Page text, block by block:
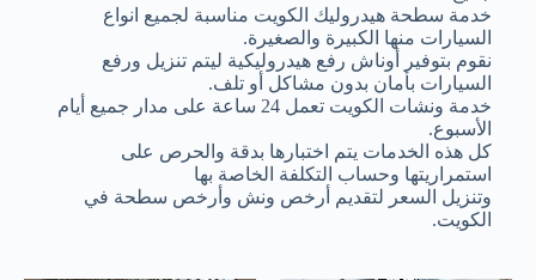
خدمة سطحة هيدروليك الكويت مناسبة لجميع انواع
السيارات منها الكبيرة والصغيرة.
نقوم بتوفير أوناش رفع هيدروليكية ليتم تنزيل ورفع
السيارات بأمان بدون مشاكل أو تلف.
خدمة ونشات الكويت تعمل 24 ساعة على مدار جميع أيام
الأسبوع.
كل هذه الخدمات يتم اختبارها بدقة والحرص على
استمراريتها وحساب التكلفة الخاصة بها
وتنزيل السعر لتقديم أرخص ونش وأرخص سطحة في
الكويت.